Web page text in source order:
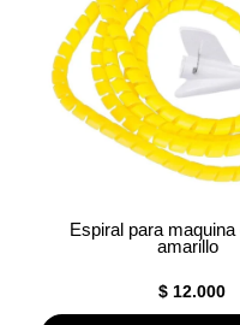
Espiral para maquina
amarillo
$ 12.000